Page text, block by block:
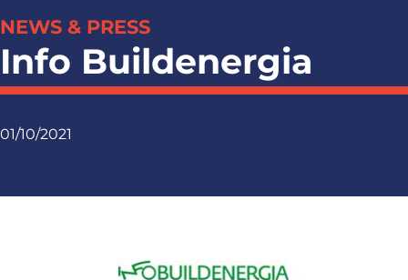
NEWS & PRESS
Info Buildenergia
01/10/2021